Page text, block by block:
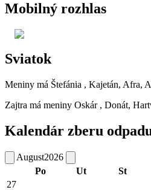
Mobilný rozhlas
Sviatok
Meniny má Štefánia , Kajetán, Afra,
Zajtra má meniny Oskár , Donát,
Kalendár zberu
August2026
Po
Ut St
27